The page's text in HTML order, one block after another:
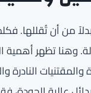
من أن تُقللها.
وهنا تظهر أهمية
والمقتنيات